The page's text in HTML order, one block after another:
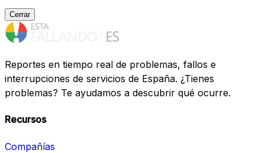
Cerrar
Reportes en tiempo real de problemas, fallos e
interrupciones de servicios de España. ¿Tienes
problemas? Te ayudamos a descubrir qué ocurre.
Recursos
Compañías